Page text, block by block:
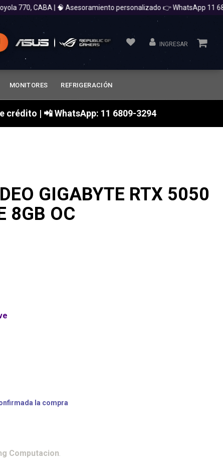
770, CABA | 🧠 Asesoramiento personalizado 👉 WhatsApp 11 6809-
INGRESAR
MONITORES REFRIGERACIÓN
| 📲 WhatsApp: 11 6809-3294
GIGABYTE RTX 5050
8GB OC
la compra
Computacion.